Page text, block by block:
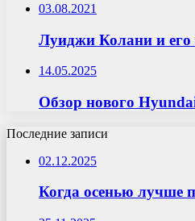
03.08.2021
Луиджи Колани и его
14.05.2025
Обзор нового
Последние записи
02.12.2025
Когда осенью лучше